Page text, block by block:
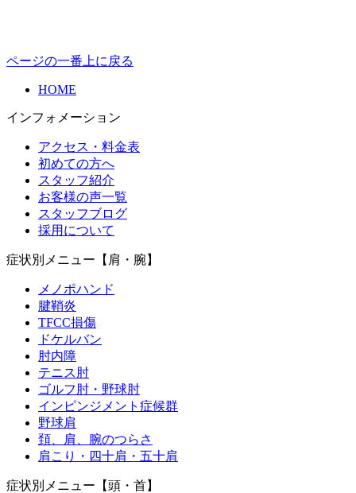
ページの一番上に戻る
HOME
インフォメーション
アクセス・料金表
初めての方へ
スタッフ紹介
お客様の声一覧
スタッフブログ
採用について
症状別メニュー【肩・腕】
メノポハンド
腱鞘炎
TFCC損傷
ドケルバン
肘内障
テニス肘
ゴルフ肘・野球肘
インピンジメント症候群
野球肩
頚、肩、腕のつらさ
肩こり・四十肩・五十肩
症状別メニュー【頭・首】